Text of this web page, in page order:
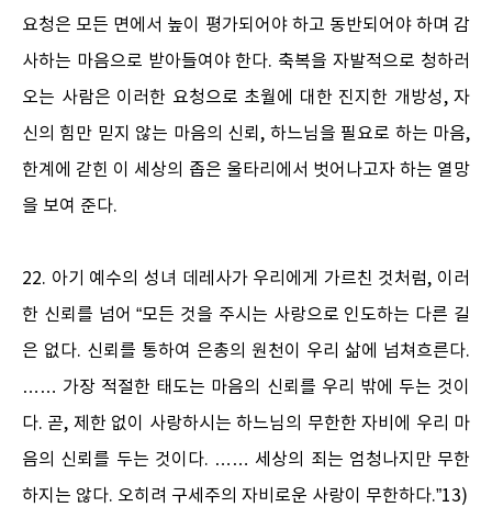
요청은 모든 면에서 높이 평가되어야 하고 동반되어야 하며 감
사하는 마음으로 받아들여야 한다. 축복을 자발적으로 청하러
오는 사람은 이러한 요청으로 초월에 대한 진지한 개방성, 자
신의 힘만 믿지 않는 마음의 신뢰, 하느님을 필요로 하는 마음,
한계에 갇힌 이 세상의 좁은 울타리에서 벗어나고자 하는 열망
을 보여 준다.
22. 아기 예수의 성녀 데레사가 우리에게 가르친 것처럼, 이러
한 신뢰를 넘어 “모든 것을 주시는 사랑으로 인도하는 다른 길
은 없다. 신뢰를 통하여 은총의 원천이 우리 삶에 넘쳐흐른다.
…… 가장 적절한 태도는 마음의 신뢰를 우리 밖에 두는 것이
다. 곧, 제한 없이 사랑하시는 하느님의 무한한 자비에 우리 마
음의 신뢰를 두는 것이다. …… 세상의 죄는 엄청나지만 무한
하지는 않다. 오히려 구세주의 자비로운 사랑이 무한하다.”13)